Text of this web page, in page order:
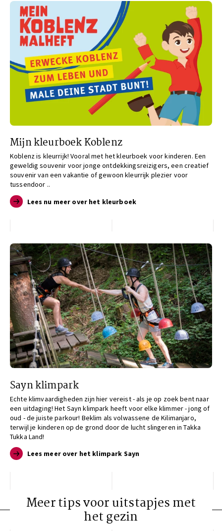
Mijn kleurboek Koblenz
Koblenz is kleurrijk! Vooral met het kleurboek voor kinderen. Een
geweldig souvenir voor jonge ontdekkingsreizigers, een creatief
souvenir van een vakantie of gewoon kleurrijk plezier voor
tussendoor ..
Lees nu meer over het kleurboek
Sayn klimpark
Echte klimvaardigheden zijn hier vereist - als je op zoek bent naar
een uitdaging! Het Sayn klimpark heeft voor elke klimmer - jong of
oud - de juiste parkour! Beklim als volwassene de Kilimanjaro,
terwijl je kinderen op de grond door de lucht slingeren in Takka
Tukka Land!
Lees meer over het klimpark Sayn
Meer tips voor uitstapjes met
het gezin